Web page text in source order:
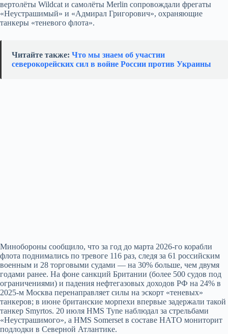
вертолёты Wildcat и самолёты Merlin сопровождали фрегаты
«Неустрашимый» и «Адмирал Григорович», охраняющие
танкеры «теневого флота».
Читайте также: Что мы знаем об участии
северокорейских сил в войне России против Украины
Минобороны сообщило, что за год до марта 2026-го корабли
флота поднимались по тревоге 116 раз, следя за 61 российским
военным и 28 торговыми судами — на 30% больше, чем двумя
годами ранее. На фоне санкций Британии (более 500 судов под
ограничениями) и падения нефтегазовых доходов РФ на 24% в
2025-м Москва перенаправляет силы на эскорт «теневых»
танкеров; в июне британские морпехи впервые задержали такой
танкер Smyrtos. 20 июля HMS Tyne наблюдал за стрельбами
«Неустрашимого», а HMS Somerset в составе НАТО мониторит
подлодки в Северной Атлантике.